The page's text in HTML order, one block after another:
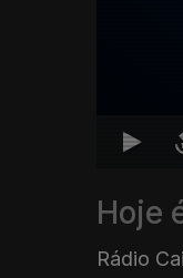
Hoje
Rádio